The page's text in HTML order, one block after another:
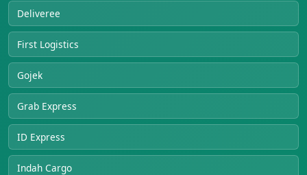
Deliveree
First Logistics
Gojek
Grab Express
ID Express
Indah Cargo